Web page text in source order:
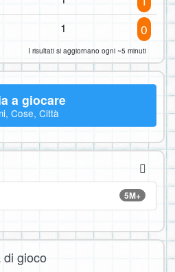
1 0
I risultati si aggiornano ogni ~5 minuti
a giocare
Cose, Città
5M+
di gioco